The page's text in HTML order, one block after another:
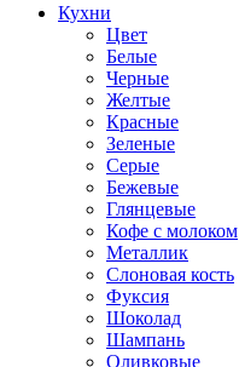
Кухни
Цвет
Белые
Черные
Желтые
Красные
Зеленые
Серые
Бежевые
Глянцевые
Кофе с молоком
Металлик
Слоновая кость
Фуксия
Шоколад
Шампань
Оливковые